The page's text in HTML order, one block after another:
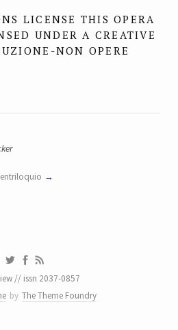
LICENSE THIS OPERA
UNDER A CREATIVE
NON OPERE
// issn 2037-0857
by The Theme Foundry